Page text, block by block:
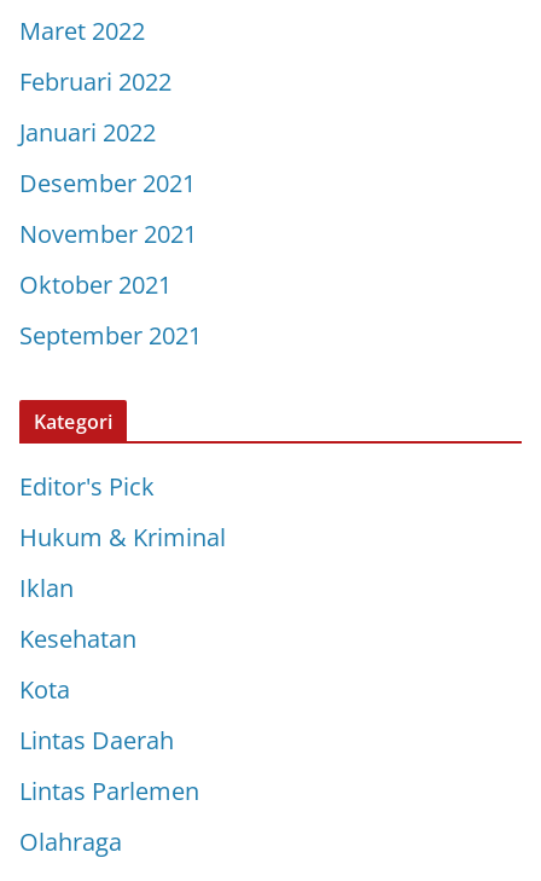
Maret 2022
Februari 2022
Januari 2022
Desember 2021
November 2021
Oktober 2021
September 2021
Kategori
Editor's Pick
Hukum & Kriminal
Iklan
Kesehatan
Kota
Lintas Daerah
Lintas Parlemen
Olahraga